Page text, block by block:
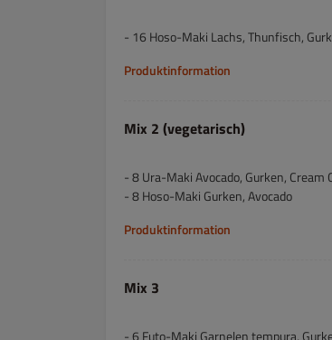
- 16 Hoso-Maki Lachs, Thunfisch,
Produktinformation
Mix 2 (vegetarisch)
- 8 Ura-Maki Avocado, Gurken, Cream
- 8 Hoso-Maki Gurken, Avocado
Produktinformation
Mix 3
- 6 Futo-Maki Garnelen tempura,